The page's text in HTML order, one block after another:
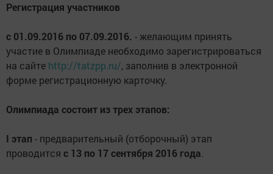
Регистрация участников
с 01.09.2016 по 07.09.2016. - желающим принять
участие в Олимпиаде необходимо зарегистрироваться
на сайте http://tatzpp.ru/, заполнив в электронной
форме регистрационную карточку.
Олимпиада состоит из трех этапов:
I этап - предварительный (отборочный) этап
проводится с 13 по 17 сентября 2016 года.